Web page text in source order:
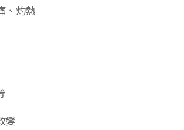
、灼熱
變